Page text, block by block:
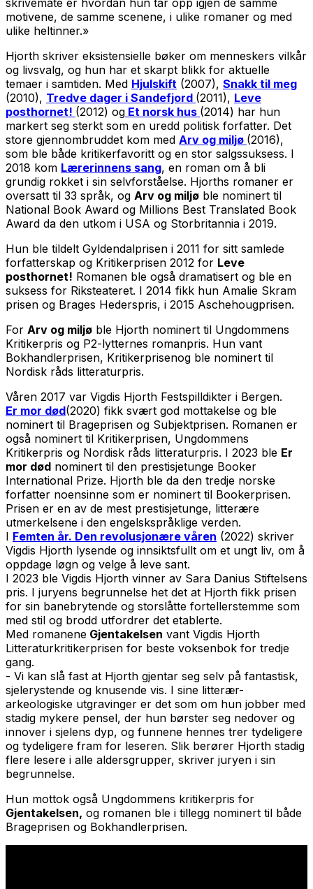
skrivemåte er hvordan hun tar opp igjen de samme
motivene, de samme scenene, i ulike romaner og med
ulike heltinner.»
Hjorth skriver eksistensielle bøker om menneskers vilkår
og livsvalg, og hun har et skarpt blikk for aktuelle
temaer i samtiden. Med Hjulskift (2007), Snakk til meg
(2010), Tredve dager i Sandefjord (2011), Leve
posthornet! (2012) og Et norsk hus (2014) har hun
markert seg sterkt som en uredd politisk forfatter. Det
store gjennombruddet kom med Arv og miljø (2016),
som ble både kritikerfavoritt og en stor salgssuksess. I
2018 kom Lærerinnens sang, en roman om å bli
grundig rokket i sin selvforståelse. Hjorths romaner er
oversatt til 33 språk, og Arv og miljø ble nominert til
National Book Award og Millions Best Translated Book
Award da den utkom i USA og Storbritannia i 2019.
Hun ble tildelt Gyldendalprisen i 2011 for sitt samlede
forfatterskap og Kritikerprisen 2012 for Leve
posthornet! Romanen ble også dramatisert og ble en
suksess for Riksteateret. I 2014 fikk hun Amalie Skram
prisen og Brages Hederspris, i 2015 Aschehougprisen.
For Arv og miljø ble Hjorth nominert til Ungdommens
Kritikerpris og P2-lytternes romanpris. Hun vant
Bokhandlerprisen, Kritikerprisenog ble nominert til
Nordisk råds litteraturpris.
Våren 2017 var Vigdis Hjorth Festspilldikter i Bergen.
Er mor død(2020) fikk svært god mottakelse og ble
nominert til Brageprisen og Subjektprisen. Romanen er
også nominert til Kritikerprisen, Ungdommens
Kritikerpris og Nordisk råds litteraturpris. I 2023 ble Er
mor død nominert til den prestisjetunge Booker
International Prize. Hjorth ble da den tredje norske
forfatter noensinne som er nominert til Bookerprisen.
Prisen er en av de mest prestisjetunge, litterære
utmerkelsene i den engelskspråklige verden.
I Femten år. Den revolusjonære våren (2022) skriver
Vigdis Hjorth lysende og innsiktsfullt om et ungt liv, om å
oppdage løgn og velge å leve sant.
I 2023 ble Vigdis Hjorth vinner av Sara Danius Stiftelsens
pris. I juryens begrunnelse het det at Hjorth fikk prisen
for sin banebrytende og storslåtte fortellerstemme som
med stil og brodd utfordrer det etablerte.
Med romanene Gjentakelsen vant Vigdis Hjorth
Litteraturkritikerprisen for beste voksenbok for tredje
gang.
- Vi kan slå fast at Hjorth gjentar seg selv på fantastisk,
sjelerystende og knusende vis. I sine litterær-
arkeologiske utgravinger er det som om hun jobber med
stadig mykere pensel, der hun børster seg nedover og
innover i sjelens dyp, og funnene hennes trer tydeligere
og tydeligere fram for leseren. Slik berører Hjorth stadig
flere lesere i alle aldersgrupper, skriver juryen i sin
begrunnelse.
Hun mottok også Ungdommens kritikerpris for
Gjentakelsen, og romanen ble i tillegg nominert til både
Brageprisen og Bokhandlerprisen.